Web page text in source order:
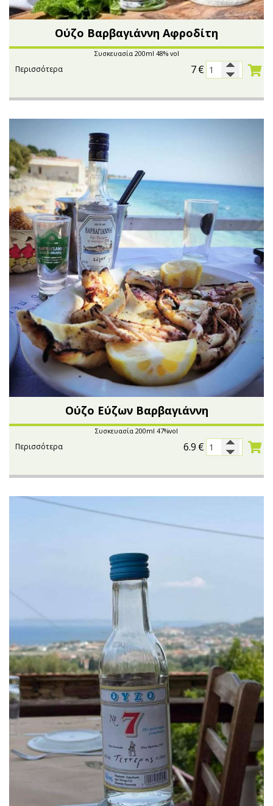
Ούζο Βαρβαγιάννη Αφροδίτη
Συσκευασία 200ml 48% vol
7€
Περισσότερα
Ούζο Εύζων Βαρβαγιάννη
Συσκευασία 200ml 47%vol
6.9 €
Περισσότερα